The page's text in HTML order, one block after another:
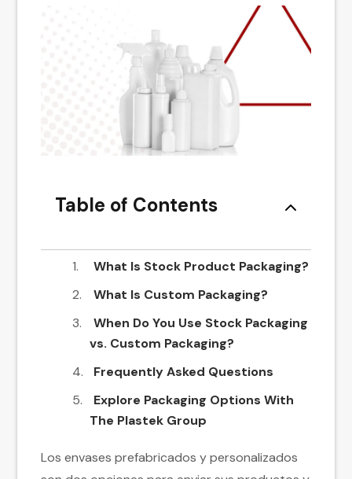
Table of Contents
What Is Stock Product Packaging?
What Is Custom Packaging?
When Do You Use Stock Packaging
vs. Custom Packaging?
Frequently Asked Questions
Explore Packaging Options With
The Plastek Group
Los envases prefabricados y personalizados